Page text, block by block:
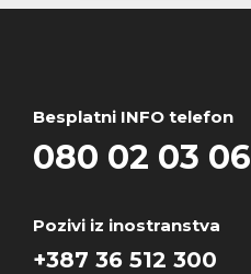
Besplatni INFO telefon
080 02 03 06
Pozivi iz inostranstva
+387 36 512 300